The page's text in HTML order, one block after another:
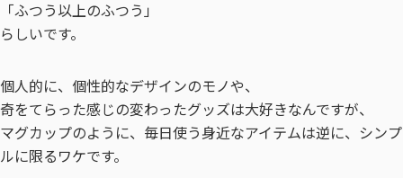
「ふつう以上のふつう」
らしいです。
個人的に、個性的なデザインのモノや、
奇をてらった感じの変わったグッズは大好きなんですが、
マグカップのように、毎日使う身近なアイテムは逆に、シンプ
ルに限るワケです。